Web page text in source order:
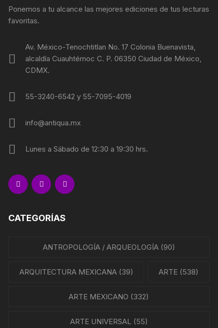
Ponemos a tu alcance las mejores ediciones de tus lecturas
favoritas.
Av. México-Tenochtitlan No. 17 Colonia Buenavista,
alcaldía Cuauhtémoc C. P. 06350 Ciudad de México,
CDMX.
55-3240-6542 y 55-7095-4019
info@antiqua.mx
Lunes a Sábado de 12:30 a 19:30 hrs.
CATEGORÍAS
ANTROPOLOGÍA / ARQUEOLOGÍA(90)
ARQUITECTURA MEXICANA(39) ARTE (538)
ARTE MEXICANO (332)
ARTE UNIVERSAL (55)